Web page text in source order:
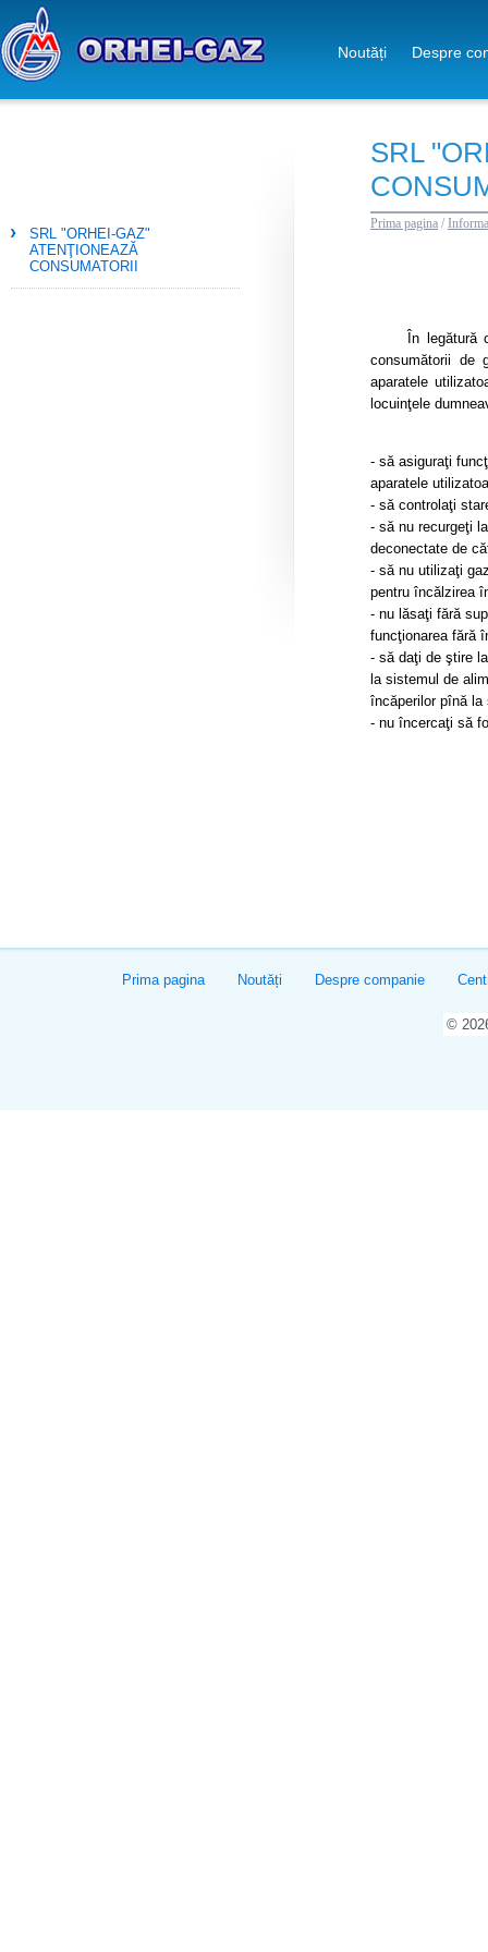
Noutăți Despre
SRL "ORHEI-GAZ"
ATENŢIONEAZĂ
CONSUMATORII
SRL
Prima pagina /
În legătură cu
consumătorii de
aparatele
locuinţele
- să asiguraţi
aparatele
- să controlaţi
- să nu recurgeţi
deconectate de
- să nu utilizaţi
pentru încălzirea
- nu lăsaţi fără
funcţionarea fără
- să daţi de ştire
la sistemul de
încăperilor pînă la
- nu încercaţi să
Prima pagina Noutăți Despre companie
©